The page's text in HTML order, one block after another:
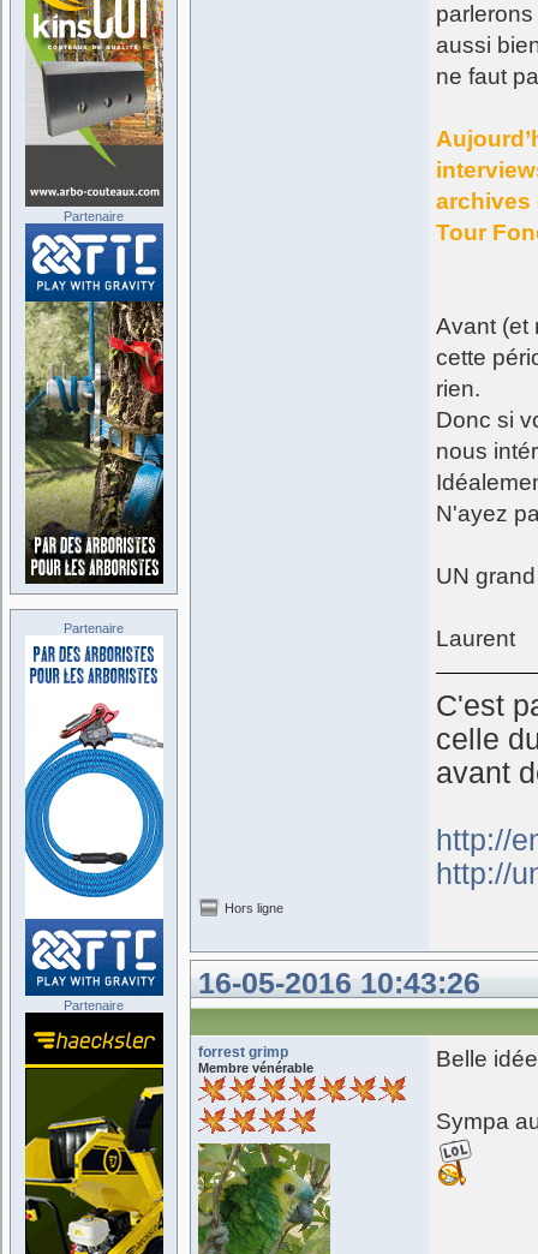
aussi
ne faut
archives
Tour
Avant (et
cette
rien.
Donc si
nous
N'ayez
UN
Laurent
C'est
celle
avant
http://
http://
Hors ligne
16-05-2016 10:43:26
forrest grimp
Membre vénérable Belle
Sympa
Partenaire
Partenaire
Partenaire